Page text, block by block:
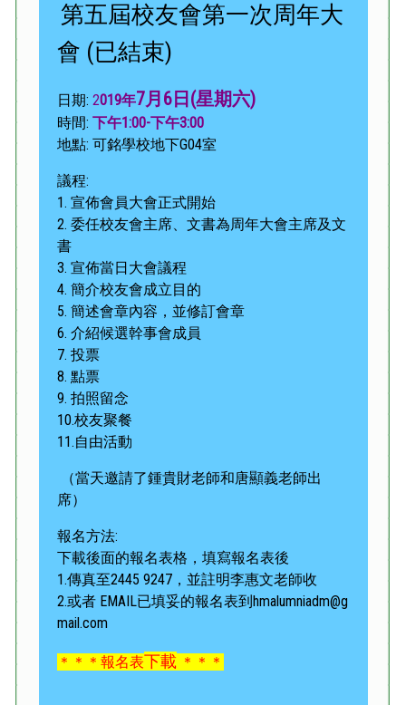
第五屆校友會第一次周年大
會 (已結束)
日期: 2019年7月6日(星期六)
時間: 下午1:00-下午3:00
地點: 可銘學校地下G04室
議程:
1. 宣佈會員大會正式開始
2. 委任校友會主席、文書為周年大會主席及文
書
3. 宣佈當日大會議程
4. 簡介校友會成立目的
5. 簡述會章內容，並修訂會章
6. 介紹候選幹事會成員
7. 投票
8. 點票
9. 拍照留念
10.校友聚餐
11.自由活動
（當天邀請了鍾貴財老師和唐顯義老師出
席）
報名方法:
下載後面的報名表格，填寫報名表後
1.傳真至2445 9247，並註明李惠文老師收
2.或者 EMAIL已填妥的報名表到hmalumniadm@g
mail.com
＊＊＊報名表下載 ＊＊＊